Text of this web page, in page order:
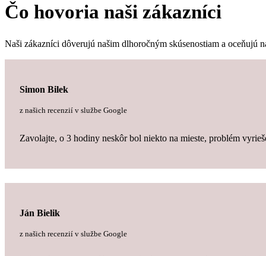
Čo hovoria naši zákazníci
Naši zákazníci dôverujú našim dlhoročným skúsenostiam a
Simon Bilek
z našich recenzií v službe Google
Zavolajte, o 3 hodiny neskôr bol niekto na mieste, problém
Ján Bielik
z našich recenzií v službe Google